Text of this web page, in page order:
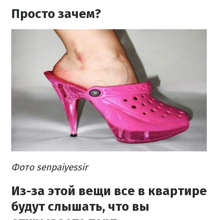
Просто зачем?
Фото senpaiyessir
Из-за этой вещи все в квартире
будут слышать, что вы